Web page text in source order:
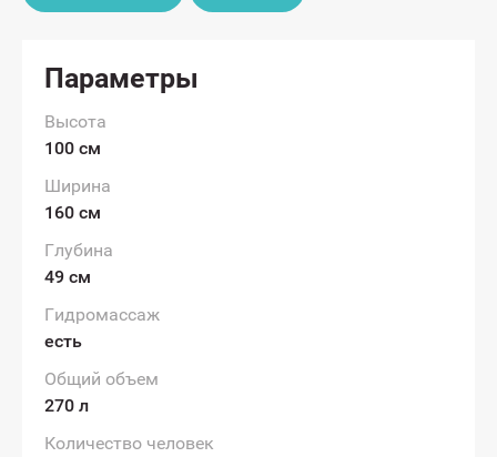
Параметры
Высота
100 см
Ширина
160 см
Глубина
49 см
Гидромассаж
есть
Общий объем
270 л
Количество человек